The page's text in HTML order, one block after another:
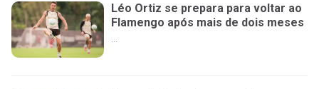
Léo Ortiz se prepara para voltar ao
Flamengo após mais de dois meses